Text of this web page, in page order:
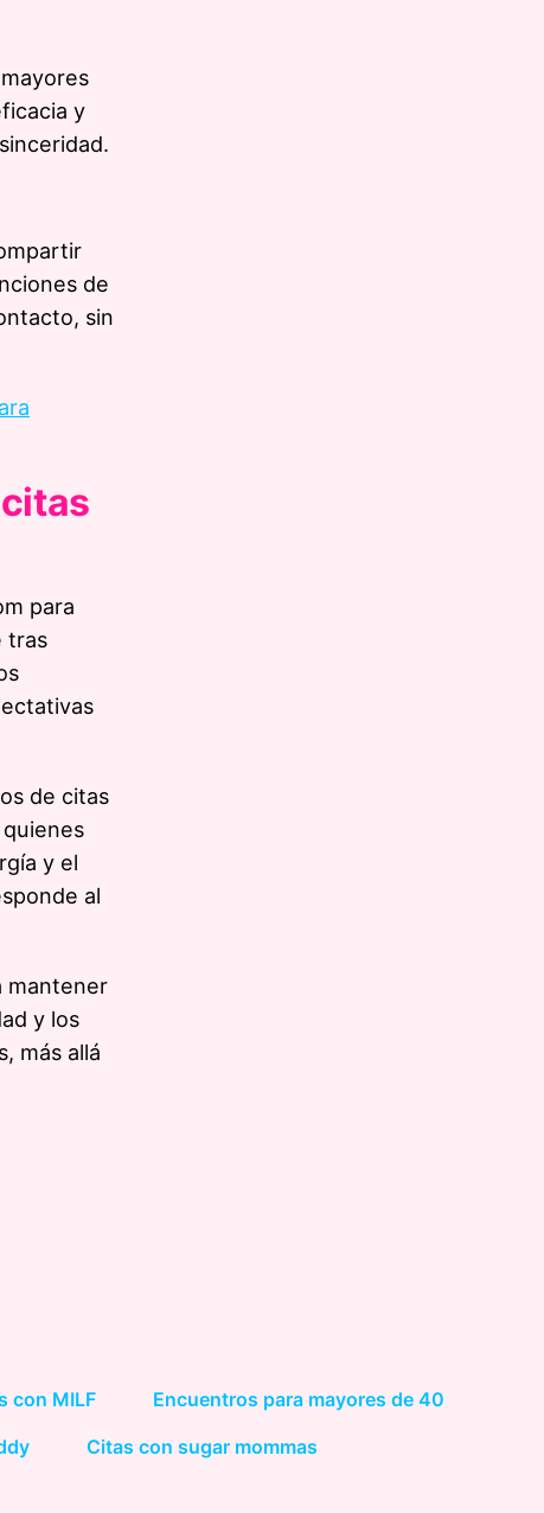
y
de
sin
para
tras
de citas
y el
al
mantener
y los
más allá
con MILF
Encuentros para mayores de 40
Citas con sugar mommas